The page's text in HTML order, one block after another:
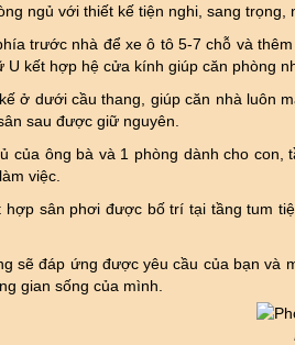
ngủ với thiết kế tiện nghi, sang
trước nhà để xe ô tô 5-7 chỗ và
U kết hợp hệ cửa kính giúp căn phòng
ở dưới cầu thang, giúp căn nhà luôn
sau được giữ nguyên.
của ông bà và 1 phòng dành cho
việc.
hợp sân phơi được bố trí tại tầng tum
sẽ đáp ứng được yêu cầu của bạn và
gian sống của mình.